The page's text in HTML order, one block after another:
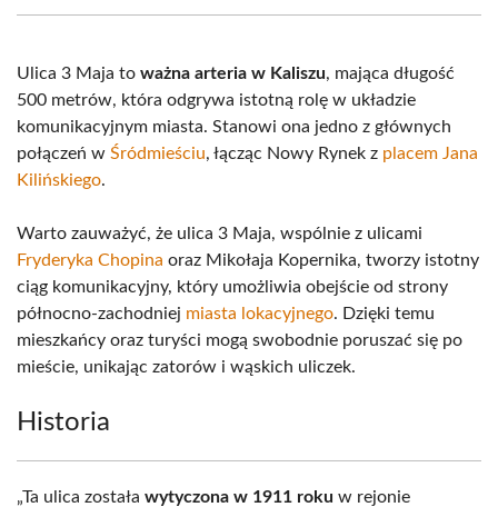
(Twitter)
Ulica 3 Maja to ważna arteria w Kaliszu, mająca długość
500 metrów, która odgrywa istotną rolę w układzie
komunikacyjnym miasta. Stanowi ona jedno z głównych
połączeń w Śródmieściu, łącząc Nowy Rynek z placem Jana
Kilińskiego.
Warto zauważyć, że ulica 3 Maja, wspólnie z ulicami
Fryderyka Chopina oraz Mikołaja Kopernika, tworzy istotny
ciąg komunikacyjny, który umożliwia obejście od strony
północno-zachodniej miasta lokacyjnego. Dzięki temu
mieszkańcy oraz turyści mogą swobodnie poruszać się po
mieście, unikając zatorów i wąskich uliczek.
Historia
„Ta ulica została wytyczona w 1911 roku w rejonie